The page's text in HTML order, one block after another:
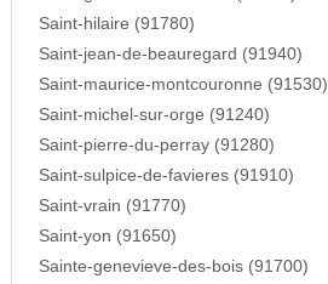
Saint-hilaire (91780)
Saint-jean-de-beauregard (91940)
Saint-maurice-montcouronne (91530)
Saint-michel-sur-orge (91240)
Saint-pierre-du-perray (91280)
Saint-sulpice-de-favieres (91910)
Saint-vrain (91770)
Saint-yon (91650)
Sainte-genevieve-des-bois (91700)